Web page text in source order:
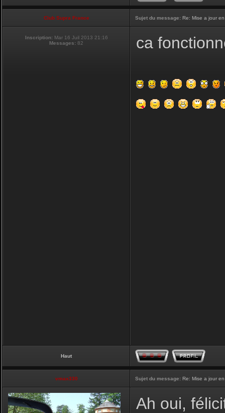
Club Supra France Sujet du message: Re: Mise a jour
Inscription: Mar 16 Juil 2013 21:16
Messages: 82 ca
Haut
vmax330 Sujet du message: Re: Mise a jour
Ah oui,